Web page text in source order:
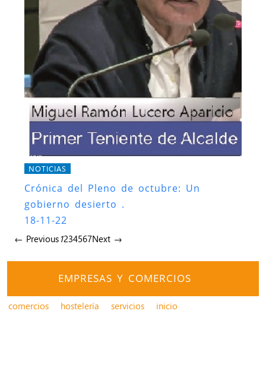
NOTICIAS
Crónica del Pleno de octubre: Un
gobierno desierto .
18-11-22
← Previous1234567Next →
EMPRESAS Y COMERCIOS
comercios hostelería servicios inicio